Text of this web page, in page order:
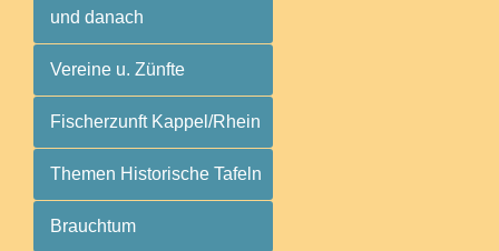
und danach
Vereine u. Zünfte
Fischerzunft Kappel/Rhein
Themen Historische Tafeln
Brauchtum